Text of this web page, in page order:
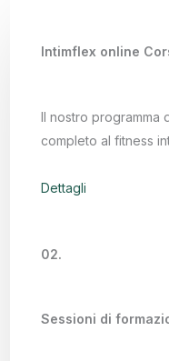
Intimflex online
Il nostro programma
completo al fitness
Dettagli
02.
Sessioni di